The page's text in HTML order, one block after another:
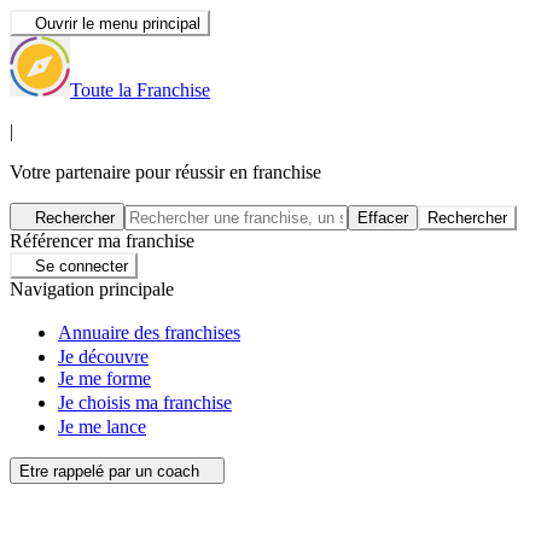
Ouvrir le menu principal
Toute la Franchise
|
Votre partenaire pour réussir en franchise
Rechercher Effacer Rechercher
Référencer ma franchise
Se connecter
Navigation principale
Annuaire des franchises
Je découvre
Je me forme
Je choisis ma franchise
Je me lance
Etre rappelé par un coach